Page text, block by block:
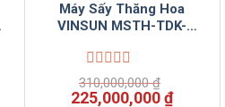
Máy Sấy Thăng Hoa
VINSUN MSTH-TDK-
Được
xếp
310,000,000₫
Giá
225,000,000₫Giá